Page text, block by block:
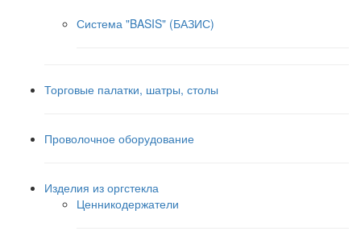
Система "BASIS" (БАЗИС)
Торговые палатки, шатры, столы
Проволочное оборудование
Изделия из оргстекла
Ценникодержатели